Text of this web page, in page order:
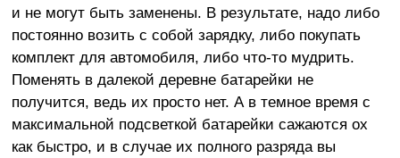
и не могут быть заменены. В результате, надо либо
постоянно возить с собой зарядку, либо покупать
комплект для автомобиля, либо что-то мудрить.
Поменять в далекой деревне батарейки не
получится, ведь их просто нет. А в темное время с
максимальной подсветкой батарейки сажаются ох
как быстро, и в случае их полного разряда вы